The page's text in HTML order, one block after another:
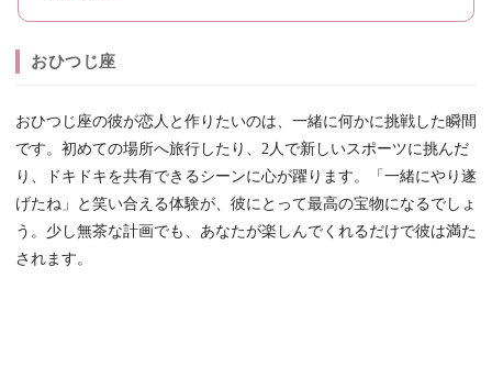
おひつじ座
おひつじ座の彼が恋人と作りたいのは、一緒に何かに挑戦した瞬間
です。初めての場所へ旅行したり、2人で新しいスポーツに挑んだ
り、ドキドキを共有できるシーンに心が躍ります。「一緒にやり遂
げたね」と笑い合える体験が、彼にとって最高の宝物になるでしょ
う。少し無茶な計画でも、あなたが楽しんでくれるだけで彼は満た
されます。